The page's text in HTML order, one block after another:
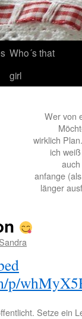
Who´s that
girl
Wer von
wirklich
ich
anfange
länger
Sandra
p/
Setze ein